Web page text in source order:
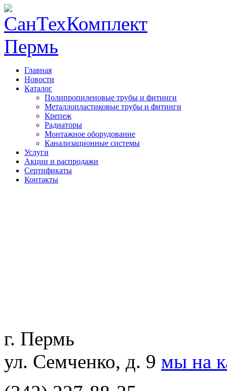
Главная
Новости
Каталог
Полипропиленовые трубы и фитинги
Металлопластиковые трубы и фитинги
Крепеж
Радиаторы
Монтажное оборудование
Канализационные системы
Услуги
Акции и распродажи
Сертификаты
Контакты
г. Пермь
ул. Семченко, д. 9 мы на